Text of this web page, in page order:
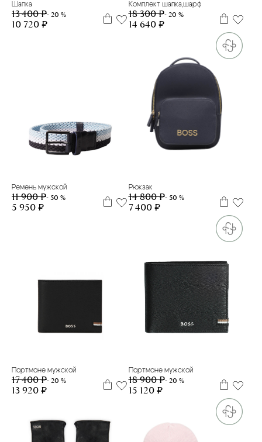
Шапка
13 400 ₽- 20 %
10 720 ₽
Комплект шапка,шарф
18 300 ₽- 20 %
14 640 ₽
Ремень мужской
11 900 ₽- 50 %
5 950 ₽
Рюкзак
14 800 ₽- 50 %
7 400 ₽
Портмоне мужской
17 400 ₽- 20 %
13 920 ₽
Портмоне мужской
18 900 ₽- 20 %
15 120 ₽